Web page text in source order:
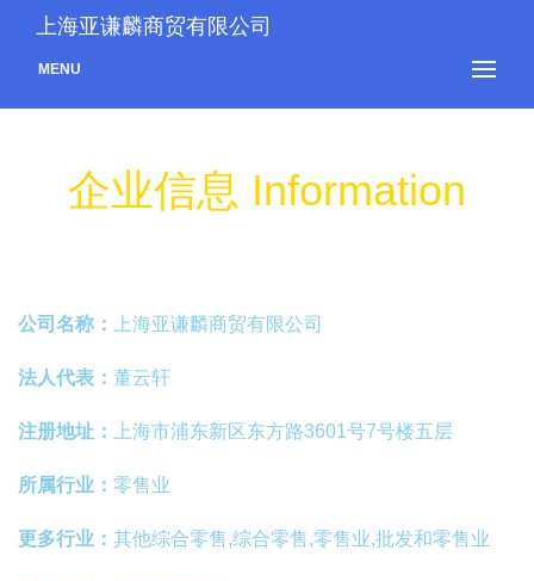
上海亚谦麟商贸有限公司
MENU
企业信息 Information
公司名称： 上海亚谦麟商贸有限公司
法人代表： 董云轩
注册地址： 上海市浦东新区东方路3601号7号楼五层
所属行业： 零售业
更多行业： 其他综合零售,综合零售,零售业,批发和零售业